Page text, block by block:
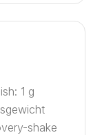
1 g
shake